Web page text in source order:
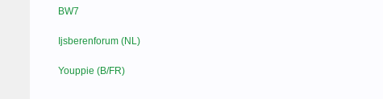
BW7
Ijsberenforum (NL)
Youppie (B/FR)